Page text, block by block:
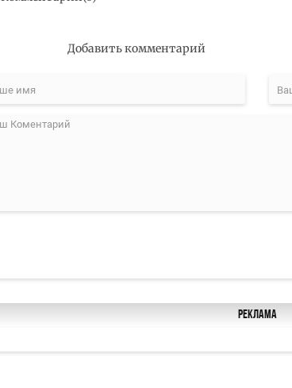
Добавить комментарий
Реклама